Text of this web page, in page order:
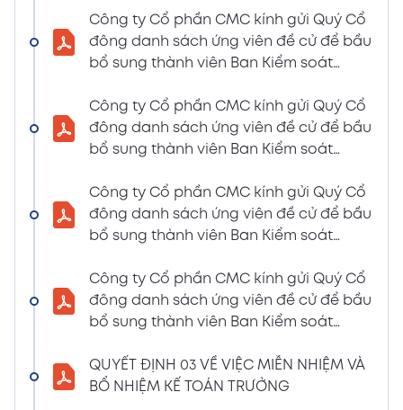
LIỆU HỌP ĐHĐCĐ THƯỜNG NIÊN NĂM 2024
(Tờ trình miễn nhiệm và bầu bổ sung TV –
6:07 PM
THÔNG BÁO MỜI HỌP VÀ ĐƯỜNG DẪN TÀI
LIỆU HỌP ĐHĐCĐ THƯỜNG NIÊN NĂM 2024
ứng cử TV – BKS)
02/04/2024
6:07 PM
LIỆU HỌP ĐHĐCĐ THƯỜNG NIÊN NĂM 2024
(The Biểu quyết)
Xem PDF
02/04/2024
THÔNG BÁO MỜI HỌP VÀ ĐƯỜNG DẪN TÀI
LIỆU HỌP ĐHĐCĐ THƯỜNG NIÊN NĂM 2024
Công ty Cổ phần CMC kính gửi Quý Cổ
đông danh sách ứng viên đề cử để bầu
bổ sung thành viên Ban Kiểm soát
Huyền)
Công ty Cổ phần CMC kính gửi Quý Cổ
đông danh sách ứng viên đề cử để bầu
bổ sung thành viên Ban Kiểm soát
Huyền)
Công ty Cổ phần CMC kính gửi Quý Cổ
đông danh sách ứng viên đề cử để bầu
bổ sung thành viên Ban Kiểm soát
Huyền)
Công ty Cổ phần CMC kính gửi Quý Cổ
đông danh sách ứng viên đề cử để bầu
bổ sung thành viên Ban Kiểm soát
Huyền)
QUYẾT ĐỊNH 03 VỀ VIỆC MIỄN NHIỆM VÀ
BỔ NHIỆM KẾ TOÁN TRƯỞNG